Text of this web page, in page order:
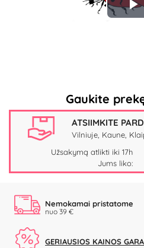
Gaukite
ATSIIMKITE
Vilniuje, Kaune,
Užsakymą atlikti iki 17h
Jums liko:
Nemokamai pristatome
nuo 39 €
GERIAUSIOS KAINOS